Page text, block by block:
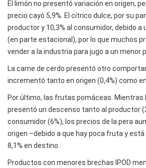
El limón no presentó variación en origen,
precio cayó 5,9%. El cítrico dulce, por su
productor y 10,3% al consumidor, debido a
(en parte estacional), por lo que muchos
vender a la industria para jugo a un menor
La carne de cerdo presentó otro
incrementó tanto en origen (0,4%) como
Por último, las frutas pomáceas. Mientras
presentó un descenso tanto al productor
consumidor (6%), los precios de la pera
origen –debido a que hay poca fruta y
8,1% en destino.
Productos con menores brechas IPOD